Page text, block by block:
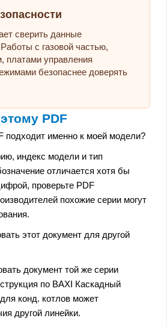
сверить данные
с газовой частью,
платами управления
безопаснее доверять
PDF
подходит именно к моей модели?
индекс модели и тип
отличается хотя бы
проверьте PDF
похожие серии могут
этот документ для другой
документ той же серии
по BAXI Каскадный
конд. котлов может
другой линейки.